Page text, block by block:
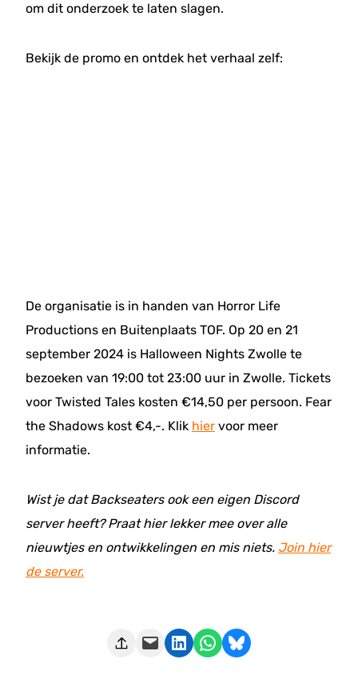
om dit onderzoek te laten slagen.
Bekijk de promo en ontdek het verhaal zelf:
De organisatie is in handen van Horror Life
Productions en Buitenplaats TOF. Op 20 en 21
september 2024 is Halloween Nights Zwolle te
bezoeken van 19:00 tot 23:00 uur in Zwolle. Tickets
voor Twisted Tales kosten €14,50 per persoon. Fear
the Shadows kost €4,-. Klik hier voor meer
informatie.
Wist je dat Backseaters ook een eigen Discord
server heeft? Praat hier lekker mee over alle
nieuwtjes en ontwikkelingen en mis niets. Join hier
de server.
Deze pagina e-mailen Delen op LinkedIn Delen via WhatsApp Share on Bluesky